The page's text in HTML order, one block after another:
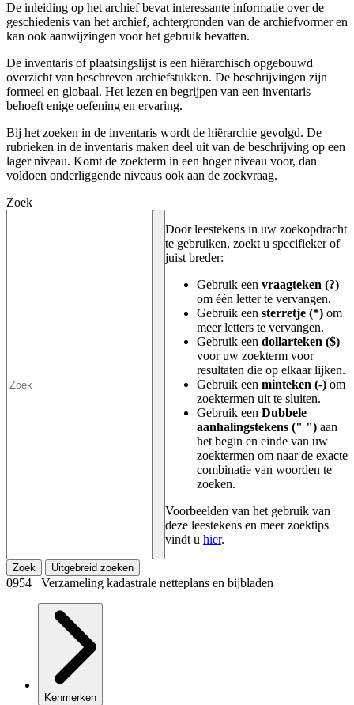
De inleiding op het archief bevat interessante informatie over de
geschiedenis van het archief, achtergronden van de archiefvormer en
kan ook aanwijzingen voor het gebruik bevatten.
De inventaris of plaatsingslijst is een hiërarchisch opgebouwd
overzicht van beschreven archiefstukken. De beschrijvingen zijn
formeel en globaal. Het lezen en begrijpen van een inventaris
behoeft enige oefening en ervaring.
Bij het zoeken in de inventaris wordt de hiërarchie gevolgd. De
rubrieken in de inventaris maken deel uit van de beschrijving op een
lager niveau. Komt de zoekterm in een hoger niveau voor, dan
voldoen onderliggende niveaus ook aan de zoekvraag.
Zoek
Door leestekens in uw zoekopdracht
te gebruiken, zoekt u specifieker of
juist breder:
Gebruik een vraagteken (?)
om één letter te vervangen.
Gebruik een sterretje (*) om
meer letters te vervangen.
Gebruik een dollarteken ($)
voor uw zoekterm voor
resultaten die op elkaar lijken.
Gebruik een minteken (-) om
zoektermen uit te sluiten.
Gebruik een Dubbele
aanhalingstekens (" ") aan
het begin en einde van uw
zoektermen om naar de exacte
combinatie van woorden te
zoeken.
Voorbeelden van het gebruik van
deze leestekens en meer zoektips
vindt u hier.
Zoek Uitgebreid zoeken
0954 Verzameling kadastrale netteplans en bijbladen
Kenmerken